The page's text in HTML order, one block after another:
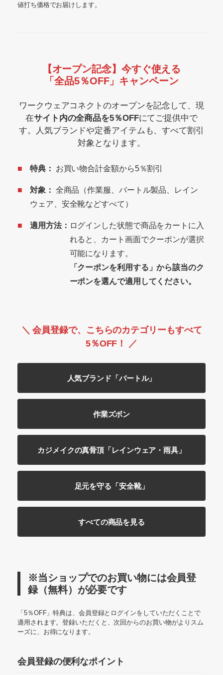
値打ち価格でお届けします。
【オープン記念】今すぐ使える
「全品5％OFF」キャンペーン
ワークウェアコネクトのオープンを記念して、現
在サイト内の全商品を5％OFFにてご提供中で
す。人気ブランドや定番アイテムも、すべて割引
対象となります。
特典： お買い物合計金額から5％割引
対象： 全商品（作業服、バートル製品、レイン
ウェア、安全靴などすべて）
適用方法： ログインした状態で商品をカートに入
れると、カート画面でクーポンが選択
可能になります。
「クーポンを利用する」から該当のク
ーポンを選んで適用してください。
＼ 会員登録で、こちらのカテゴリーもすべて
5％OFF！ ／
人気ブランド「バートル」
作業ズボン
カジメイクの真骨頂「レインウェア・雨具」
足元を守る「安全靴」
すべての商品を見る
※当ショップでのお買い物には会員登
録（無料）が必要です
「5％OFF」特典は、会員登録とログインをしていただくことで
適用されます。登録いただくと、次回からのお買い物がよりスム
ーズに、お得になります。
会員登録の便利なポイント